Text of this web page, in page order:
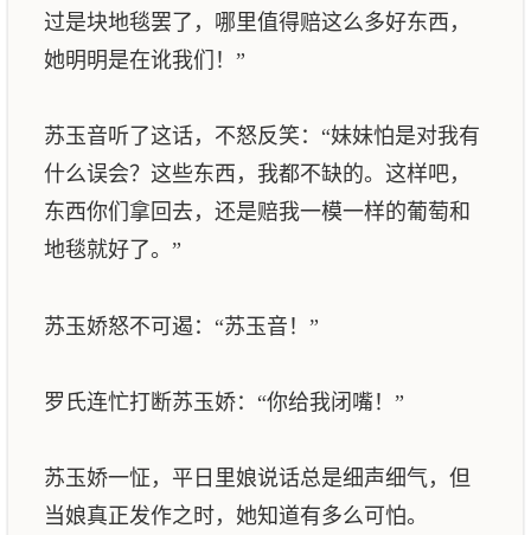
过是块地毯罢了，哪里值得赔这么多好东西，
她明明是在讹我们！”
苏玉音听了这话，不怒反笑：“妹妹怕是对我有
什么误会？这些东西，我都不缺的。这样吧，
东西你们拿回去，还是赔我一模一样的葡萄和
地毯就好了。”
苏玉娇怒不可遏：“苏玉音！”
罗氏连忙打断苏玉娇：“你给我闭嘴！”
苏玉娇一怔，平日里娘说话总是细声细气，但
当娘真正发作之时，她知道有多么可怕。